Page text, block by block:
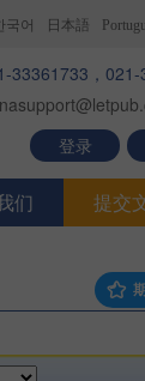
국어 日本語
33361733，021-
登录
们 提交